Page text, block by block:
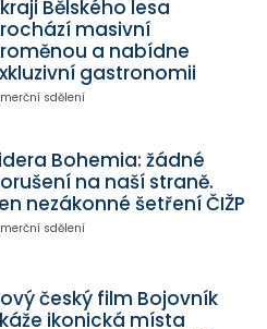
Bělského lesa
masivní
a nabídne
gastronomii
sdělení
Bohemia: žádné
na naší straně.
nezákonné šetření ČIŽP
sdělení
český film Bojovník
ikonická místa